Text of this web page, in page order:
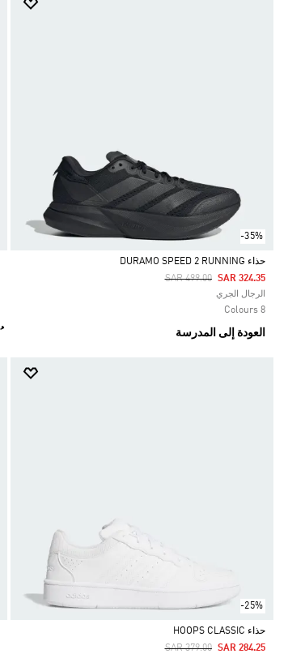
-35%
Selected
حذاء DURAMO SPEED 2 RUNNING
Price Reduced From
SAR 499.00ToSAR 324.35
الرجال الجري
8 Colours
العودة إلى المدرسة
-25%
حذاء HOOPS CLASSIC
Price Reduced From
SAR 379.00ToSAR 284.25